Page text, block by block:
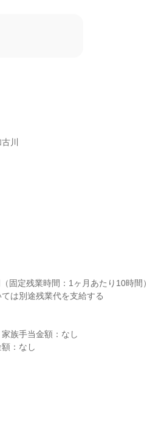
川
固定残業時間：1ヶ月あたり10時間）
は別途残業代を支給する
族手当金額：なし
：なし